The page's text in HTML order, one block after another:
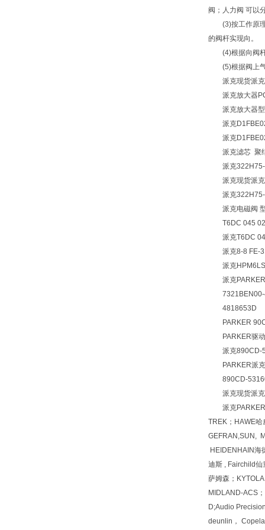
阀；人力阀 可以
(3)按工作原理
的阀杆实现向。
(4)根据向阀杆
(5)根据阀上气
派克现货派克
派克放大器
派克放大器型
派克
派克
派克滤芯 聚结
派克322H75-
派克现货派克
派克322H75-
派克电磁阀 型
T6DC 045
派克T6DC
派克8-8 FE-
派克
派克PARKER
7321BEN00-
4818653D
PARKER
PARKER驱动
派克890CD-
PARKER派克
890CD-
派克现货派克
派克PARKER
TREK；HAWE
GEFRAN,SUN,
HEIDENHAIN海
迪斯 , Fairchild仙
萨姆森；
MIDLAND-ACS
D;Audio
deunlin，